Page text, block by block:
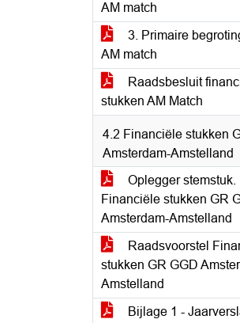
AM match
3. Primaire
AM match
Raadsbesluit
stukken AM Match
4.2 Financiële stukken
Amsterdam-Amstelland
Oplegger stemstuk.
Financiële stukken GR
Amsterdam-Amstelland
Raadsvoorstel
stukken GR GGD
Amstelland
Bijlage 1 -